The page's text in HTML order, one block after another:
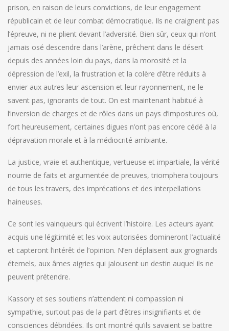
prison, en raison de leurs convictions, de leur engagement
républicain et de leur combat démocratique. Ils ne craignent pas
l’épreuve, ni ne plient devant l’adversité. Bien sûr, ceux qui n’ont
jamais osé descendre dans l’arène, prêchent dans le désert
depuis des années loin du pays, dans la morosité et la
dépression de l’exil, la frustration et la colère d’être réduits à
envier aux autres leur ascension et leur rayonnement, ne le
savent pas, ignorants de tout. On est maintenant habitué à
l’inversion de charges et de rôles dans un pays d’impostures où,
fort heureusement, certaines digues n’ont pas encore cédé à la
dépravation morale et à la médiocrité ambiante.
La justice, vraie et authentique, vertueuse et impartiale, la vérité
nourrie de faits et argumentée de preuves, triomphera toujours
de tous les travers, des imprécations et des interpellations
haineuses.
Ce sont les vainqueurs qui écrivent l’histoire. Les acteurs ayant
acquis une légitimité et les voix autorisées domineront l’actualité
et capteront l’intérêt de l’opinion. N’en déplaisent aux grognards
éternels, aux âmes aigries qui jalousent un destin auquel ils ne
peuvent prétendre.
Kassory et ses soutiens n’attendent ni compassion ni
sympathie, surtout pas de la part d’êtres insignifiants et de
consciences débridées. Ils ont montré qu’ils savaient se battre